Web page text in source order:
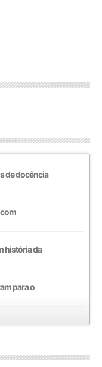
de docência
história da
para o